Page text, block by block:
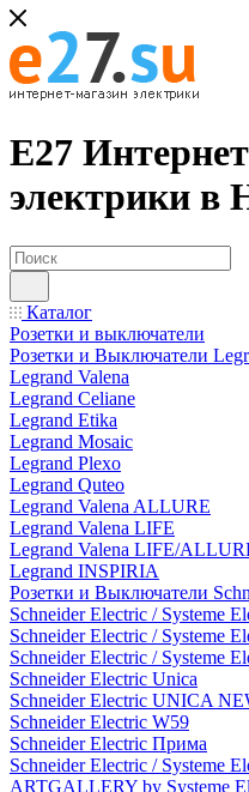
Е27
электрики в
Каталог
Розетки и выключатели
Розетки и Выключатели
Legrand Valena
Legrand Celiane
Legrand Etika
Legrand Mosaic
Legrand Plexo
Legrand Quteo
Legrand Valena ALLURE
Legrand Valena LIFE
Legrand Valena LIFE/
Legrand INSPIRIA
Розетки и Выключатели
Schneider Electric / Systeme
Schneider Electric / Systeme
Schneider Electric / Systeme
Schneider Electric Unica
Schneider Electric UNICA
Schneider Electric W59
Schneider Electric Прима
Schneider Electric / Systeme
ARTGALLERY by Systeme